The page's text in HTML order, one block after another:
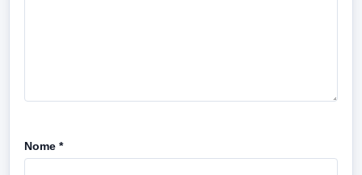
Nome *